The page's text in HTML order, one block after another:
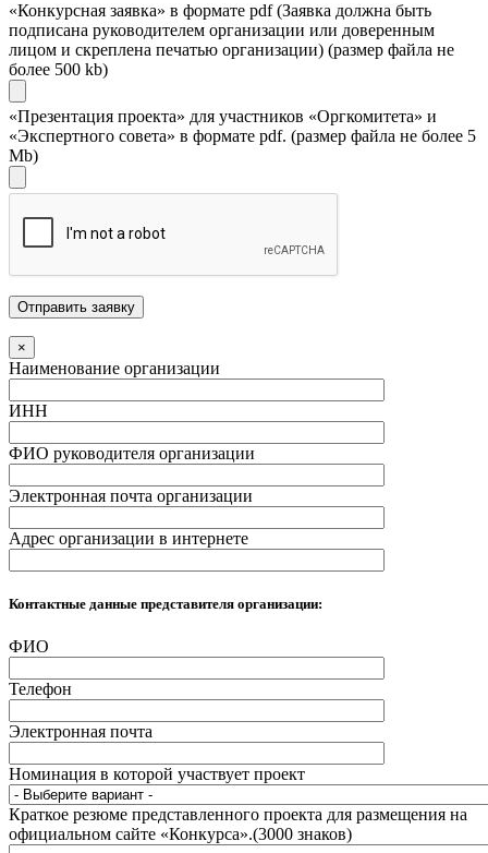
«Конкурсная заявка» в формате pdf (Заявка должна быть
подписана руководителем организации или доверенным
лицом и скреплена печатью организации) (размер файла не
более 500 kb)
«Презентация проекта» для участников «Оргкомитета» и
«Экспертного совета» в формате pdf. (размер файла не более 5
Mb)
×
Наименование организации
ИНН
ФИО руководителя организации
Электронная почта организации
Адрес организации в интернете
Контактные данные представителя организации:
ФИО
Телефон
Электронная почта
Номинация в которой участвует проект
Краткое резюме представленного проекта для размещения на
официальном сайте «Конкурса».(3000 знаков)